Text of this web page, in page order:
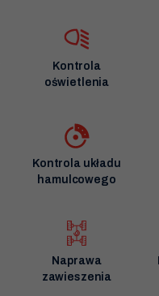
Kontrola
oświetlenia
Kontrola układu
hamulcowego
Naprawa
zawieszenia